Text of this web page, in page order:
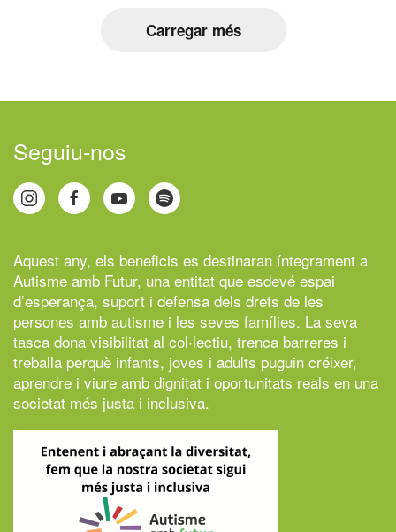
Carregar més
Seguiu-nos
Aquest any, els beneficis es destinaran íntegrament a
Autisme amb Futur, una entitat que esdevé espai
d’esperança, suport i defensa dels drets de les
persones amb autisme i les seves famílies. La seva
tasca dona visibilitat al col·lectiu, trenca barreres i
treballa perquè infants, joves i adults puguin créixer,
aprendre i viure amb dignitat i oportunitats reals en una
societat més justa i inclusiva.